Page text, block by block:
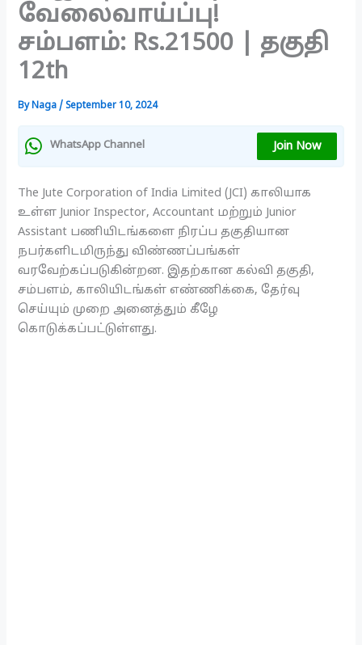
வேலைவாய்ப்பு!
சம்பளம்: Rs.21500 | தகுதி
12th
ByNaga/September 10, 2024
WhatsApp Channel Join Now
The Jute Corporation of India Limited (JCI) காலியாக
உள்ள Junior Inspector, Accountant மற்றும் Junior
Assistant பணியிடங்களை நிரப்ப தகுதியான
நபர்களிடமிருந்து விண்ணப்பங்கள்
வரவேற்கப்படுகின்றன. இதற்கான கல்வி தகுதி,
சம்பளம், காலியிடங்கள் எண்ணிக்கை, தேர்வு
செய்யும் முறை அனைத்தும் கீழே
கொடுக்கப்பட்டுள்ளது.